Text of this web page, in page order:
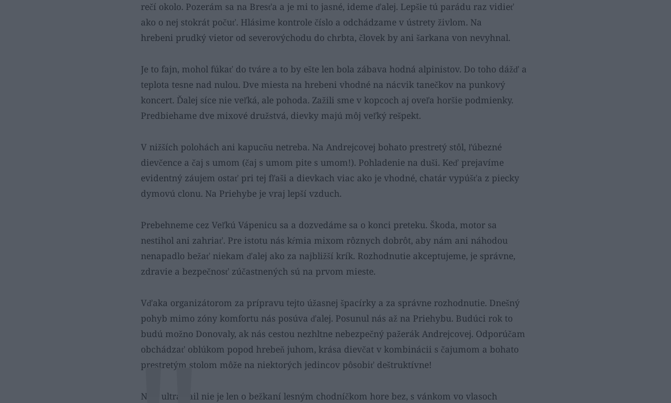
rečí okolo. Pozerám sa na Bresťa a je mi to jasné, ideme ďalej. Lepšie tú parádu raz vidieť
ako o nej stokrát počuť. Hlásime kontrole číslo a odchádzame v ústrety živlom. Na
hrebeni prudký vietor od severovýchodu do chrbta, človek by ani šarkana von nevyhnal.
Je to fajn, mohol fúkať do tváre a to by ešte len bola zábava hodná alpinistov. Do toho dážď a
teplota tesne nad nulou. Dve miesta na hrebeni vhodné na nácvik tanečkov na punkový
koncert. Ďalej síce nie veľká, ale pohoda. Zažili sme v kopcoch aj oveľa horšie podmienky.
Predbiehame dve mixové družstvá, dievky majú môj veľký rešpekt.
V nižších polohách ani kapucňu netreba. Na Andrejcovej bohato prestretý stôl, ľúbezné
dievčence a čaj s umom (čaj s umom pite s umom!). Pohladenie na duši. Keď prejavíme
evidentný záujem ostať pri tej fľaši a dievkach viac ako je vhodné, chatár vypúšťa z piecky
dymovú clonu. Na Priehybe je vraj lepší vzduch.
Prebehneme cez Veľkú Vápenicu sa a dozvedáme sa o konci preteku. Škoda, motor sa
nestihol ani zahriať. Pre istotu nás kŕmia mixom rôznych dobrôt, aby nám ani náhodou
nenapadlo bežať niekam ďalej ako za najbližší krík. Rozhodnutie akceptujeme, je správne,
zdravie a bezpečnosť zúčastnených sú na prvom mieste.
Vďaka organizátorom za prípravu tejto úžasnej špacírky a za správne rozhodnutie. Dnešný
pohyb mimo zóny komfortu nás posúva ďalej. Posunul nás až na Priehybu. Budúci rok to
budú možno Donovaly, ak nás cestou nezhltne nebezpečný pažerák Andrejcovej. Odporúčam
obchádzať oblúkom popod hrebeň juhom, krása dievčat v kombinácii s čajumom a bohato
prestretým stolom môže na niektorých jedincov pôsobiť deštruktívne!
Nuž, ultratrail nie je len o bežkaní lesným chodníčkom hore bez, s vánkom vo vlasoch